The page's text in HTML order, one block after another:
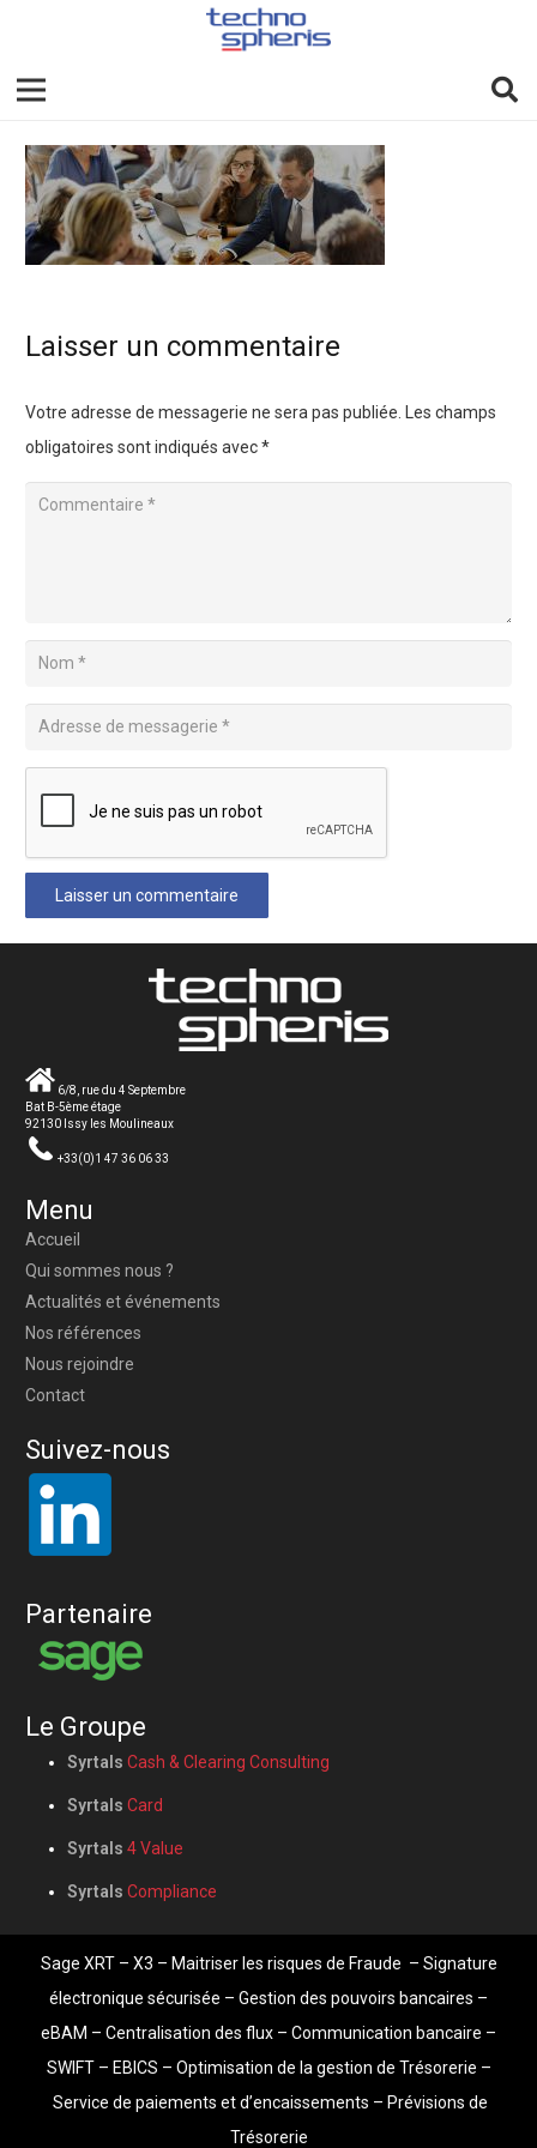
Laisser un commentaire
Votre adresse de messagerie ne sera pas publiée.
Les champs
obligatoires sont indiqués avec*
Laisser un commentaire
6/8, rue du 4 Septembre
Bat B-5ème étage
92130 Issy les Moulineaux
+33(0)1 47 36 06 33
Menu
Accueil
Qui sommes nous ?
Actualités et événements
Nos références
Nous rejoindre
Contact
Suivez-nous
Partenaire
Le Groupe
Syrtals Cash & Clearing Consulting
Syrtals Card
Syrtals 4 Value
Syrtals Compliance
Sage XRT– X3 – Maitriser les risques de Fraude – Signature
électronique sécurisée – Gestion des pouvoirs bancaires –
eBAM – Centralisation des flux – Communication bancaire –
SWIFT – EBICS – Optimisation de la gestion de Trésorerie –
Service de paiements et d’encaissements – Prévisions de
Trésorerie